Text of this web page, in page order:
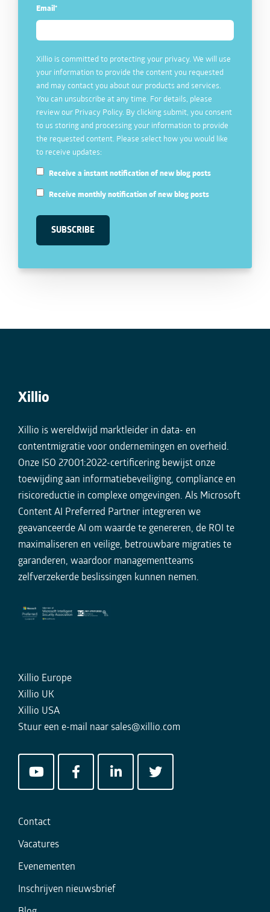
Email *
Xillio is committed to protecting your privacy. We will use
your information to provide the content you requested
and may contact you about our products and services.
You can unsubscribe at any time. For details, please
review our Privacy Policy. By clicking submit, you consent
to us storing and processing your information to provide
the requested content. Please select how you would like
to receive updates:
Receive a instant notification of new blog posts
Receive monthly notification of new blog posts
Xillio
Xillio is wereldwijd marktleider in data- en
contentmigratie voor ondernemingen en overheid.
Onze ISO 27001:2022-certificering bewijst onze
toewijding aan informatiebeveiliging, compliance en
risicoreductie in complexe omgevingen. Als Microsoft
Content AI Preferred Partner integreren we
geavanceerde AI om waarde te genereren, de ROI te
maximaliseren en veilige, betrouwbare migraties te
garanderen, waardoor managementteams
zelfverzekerde beslissingen kunnen nemen.
Xillio Europe
Xillio UK
Xillio USA
Stuur een e-mail naar sales@xillio.com
Contact
Vacatures
Evenementen
Inschrijven nieuwsbrief